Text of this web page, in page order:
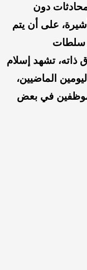
دون
على أن يتم
سلطات
ذاته، تشهد إسلام
الماضيين،
في بعض